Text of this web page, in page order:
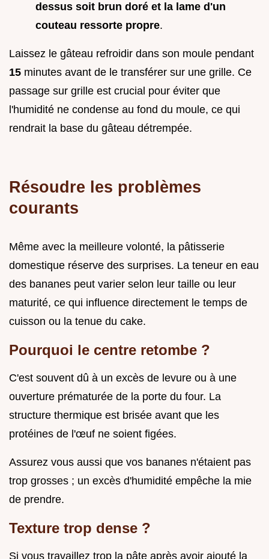
dessus soit brun doré et la lame d'un
couteau ressorte propre.
Laissez le gâteau refroidir dans son moule pendant
15 minutes avant de le transférer sur une grille. Ce
passage sur grille est crucial pour éviter que
l'humidité ne condense au fond du moule, ce qui
rendrait la base du gâteau détrempée.
Résoudre les problèmes
courants
Même avec la meilleure volonté, la pâtisserie
domestique réserve des surprises. La teneur en eau
des bananes peut varier selon leur taille ou leur
maturité, ce qui influence directement le temps de
cuisson ou la tenue du cake.
Pourquoi le centre retombe ?
C'est souvent dû à un excès de levure ou à une
ouverture prématurée de la porte du four. La
structure thermique est brisée avant que les
protéines de l'œuf ne soient figées.
Assurez vous aussi que vos bananes n'étaient pas
trop grosses ; un excès d'humidité empêche la mie
de prendre.
Texture trop dense ?
Si vous travaillez trop la pâte après avoir ajouté la